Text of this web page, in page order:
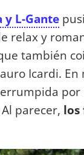
y L-Gante
relax y
también
Icardi.
Al parecer, los